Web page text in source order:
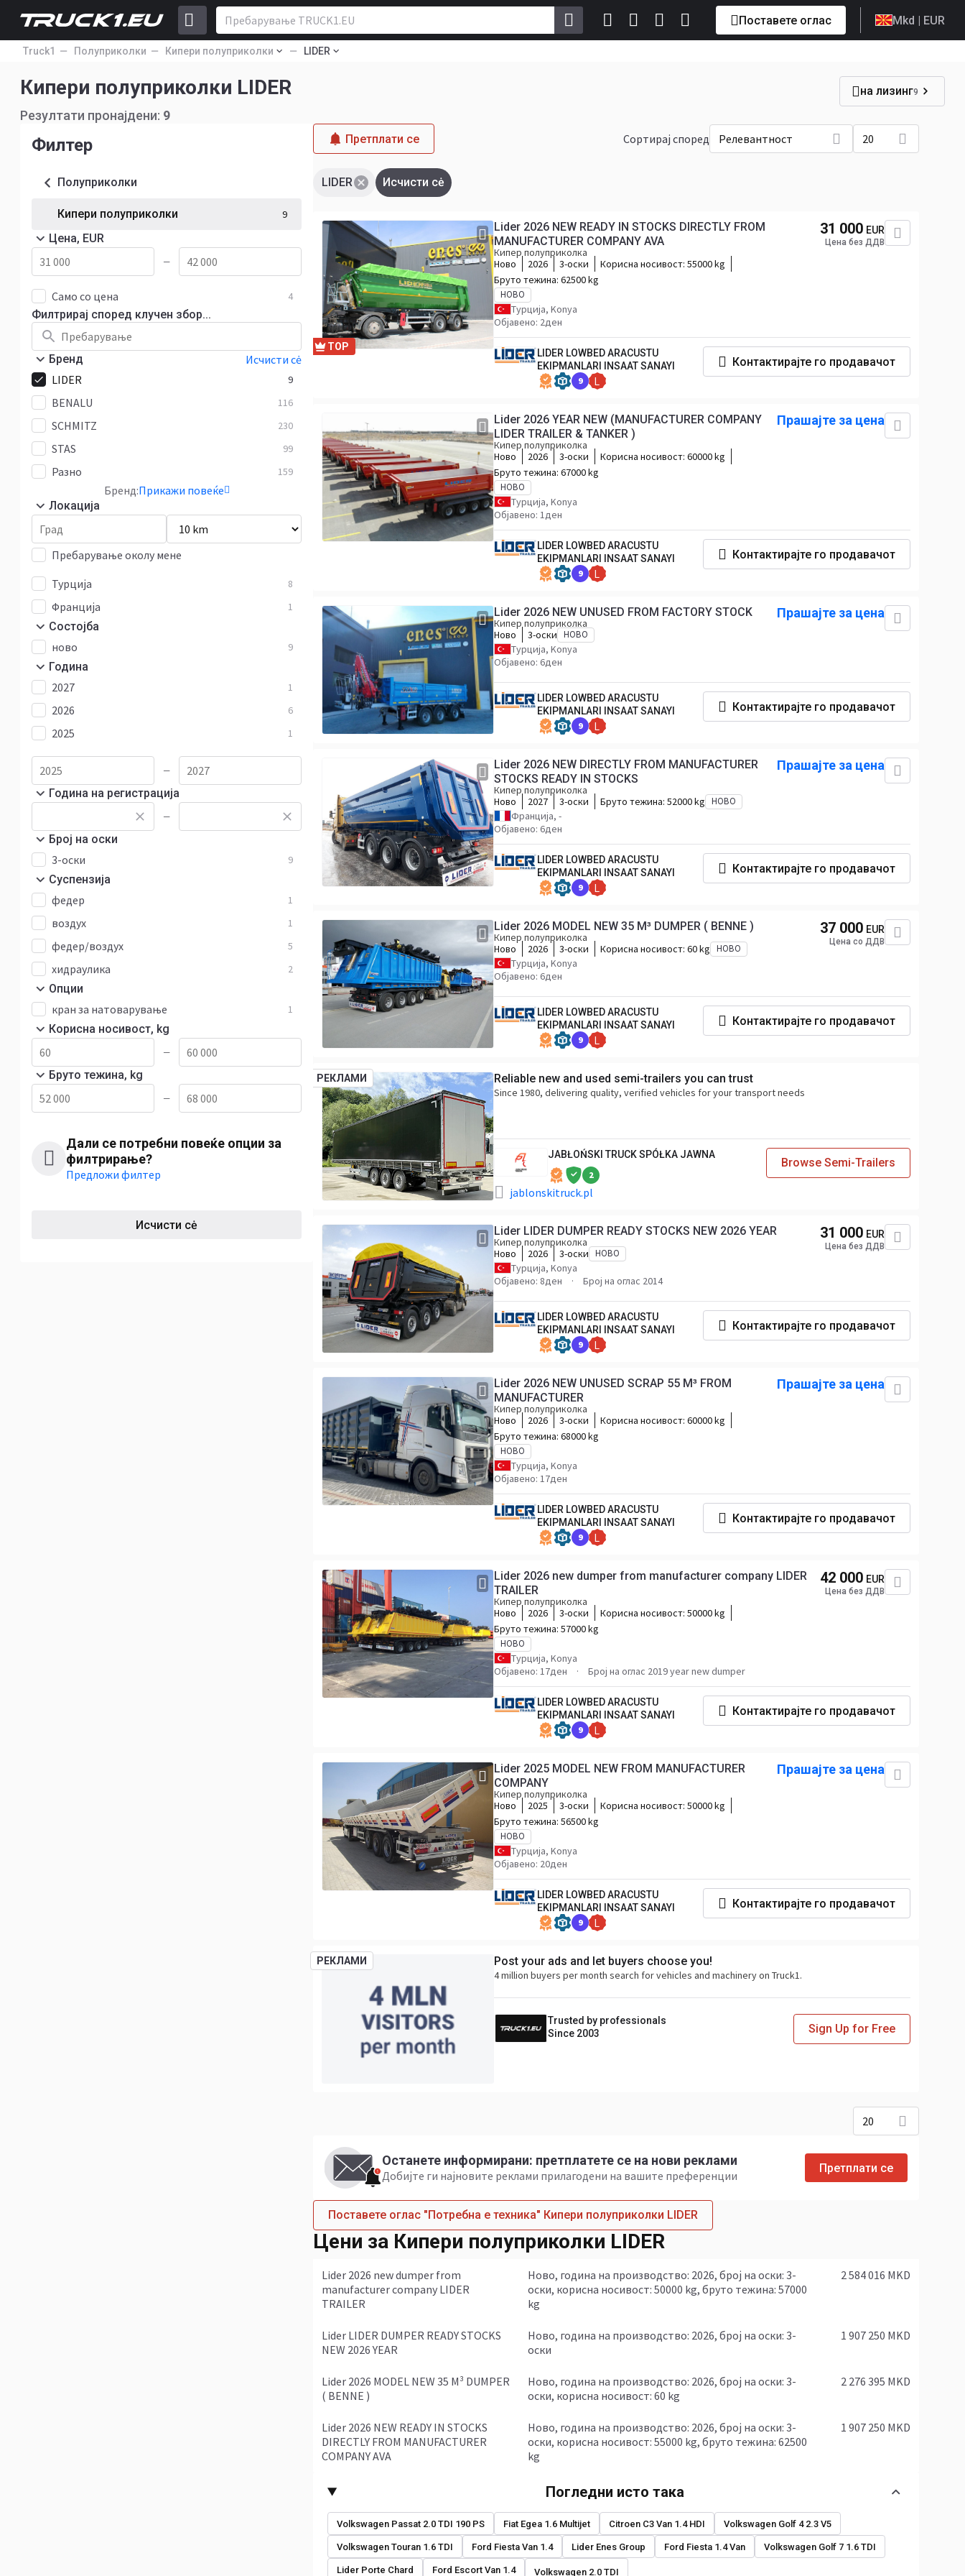
Поставете оглас Mkd | EUR
Truck1 Полуприколки Кипери полуприколки LIDER
Кипери полуприколки LIDER
Резултати пронајдени: 9
на лизинг9
Филтер
Полуприколки
Кипери полуприколки 9
Цена, EUR
—
Само со цена 4
Филтрирај според клучен збор...
Бренд
Исчисти сė
LIDER
9
BENALU 116
SCHMITZ 230
STAS 99
Разно 159
Бренд:Прикажи повеќе
Локација
Пребарување околу мене
Турција
8
Франција 1
Состојба
ново 9
Година
2027 1
2026 6
2025 1
—
Година на регистрација
—
Број на оски
3-оски 9
Суспензија
федер 1
воздух 1
федер/воздух 5
хидраулика 2
Опции
кран за натоварување 1
Корисна носивост, kg
—
Бруто тежина, kg
—
Дали се потребни повеќе опции за
филтрирање?
Предложи филтер
Исчисти сė
Претплати се Сортирај според Релевантност 20
LIDER Исчисти сė
TOP
Lider 2026 NEW READY IN STOCKS DIRECTLY FROM
MANUFACTURER COMPANY AVA
Кипер полуприколка
Ново
2026 3-оски Корисна носивост: 55000 kg
Бруто тежина: 62500 kg
НОВО
Турција, Konya
Објавено: 2ден
31 000 EUR
Цена без ДДВ
LIDER LOWBED ARACUSTU
EKIPMANLARI INSAAT SANAYI
9 L
Контактирајте го продавачот
Lider 2026 YEAR NEW (MANUFACTURER COMPANY
LIDER TRAILER & TANKER )
Кипер полуприколка
Ново
2026 3-оски Корисна носивост: 60000 kg
Бруто тежина: 67000 kg
НОВО
Турција, Konya
Објавено: 1ден
Прашајте за цена
LIDER LOWBED ARACUSTU
EKIPMANLARI INSAAT SANAYI
9 L
Контактирајте го продавачот
Lider 2026 NEW UNUSED FROM FACTORY STOCK
Кипер полуприколка
Ново
3-оски НОВО
Турција, Konya
Објавено: 6ден
Прашајте за цена
LIDER LOWBED ARACUSTU
EKIPMANLARI INSAAT SANAYI
9 L
Контактирајте го продавачот
Lider 2026 NEW DIRECTLY FROM MANUFACTURER
STOCKS READY IN STOCKS
Кипер полуприколка
Ново
2027 3-оски Бруто тежина: 52000 kg НОВО
Франција, -
Објавено: 6ден
Прашајте за цена
LIDER LOWBED ARACUSTU
EKIPMANLARI INSAAT SANAYI
9 L
Контактирајте го продавачот
Lider 2026 MODEL NEW 35 M³ DUMPER ( BENNE )
Кипер полуприколка
Ново
2026 3-оски Корисна носивост: 60 kg НОВО
Турција, Konya
Објавено: 6ден
37 000 EUR
Цена со ДДВ
LIDER LOWBED ARACUSTU
EKIPMANLARI INSAAT SANAYI
9 L
Контактирајте го продавачот
РЕКЛАМИ Reliable new and used semi-trailers you can trust
Since 1980, delivering quality, verified vehicles for your transport needs
JABŁOŃSKI TRUCK SPÓŁKA JAWNA
2
jablonskitruck.pl
Browse Semi-Trailers
Lider LIDER DUMPER READY STOCKS NEW 2026 YEAR
Кипер полуприколка
Ново
2026 3-оски НОВО
Турција, Konya
Објавено: 8ден
Број на оглас 2014
31 000 EUR
Цена без ДДВ
LIDER LOWBED ARACUSTU
EKIPMANLARI INSAAT SANAYI
9 L
Контактирајте го продавачот
Lider 2026 NEW UNUSED SCRAP 55 M³ FROM
MANUFACTURER
Кипер полуприколка
Ново
2026 3-оски Корисна носивост: 60000 kg
Бруто тежина: 68000 kg
НОВО
Турција, Konya
Објавено: 17ден
Прашајте за цена
LIDER LOWBED ARACUSTU
EKIPMANLARI INSAAT SANAYI
9 L
Контактирајте го продавачот
Lider 2026 new dumper from manufacturer company LIDER
TRAILER
Кипер полуприколка
Ново
2026 3-оски Корисна носивост: 50000 kg
Бруто тежина: 57000 kg
НОВО
Турција, Konya
Објавено: 17ден
Број на оглас 2019 year new dumper
42 000 EUR
Цена без ДДВ
LIDER LOWBED ARACUSTU
EKIPMANLARI INSAAT SANAYI
9 L
Контактирајте го продавачот
Lider 2025 MODEL NEW FROM MANUFACTURER
COMPANY
Кипер полуприколка
Ново
2025 3-оски Корисна носивост: 50000 kg
Бруто тежина: 56500 kg
НОВО
Турција, Konya
Објавено: 20ден
Прашајте за цена
LIDER LOWBED ARACUSTU
EKIPMANLARI INSAAT SANAYI
9 L
Контактирајте го продавачот
РЕКЛАМИ Post your ads and let buyers choose you!
4 million buyers per month search for vehicles and machinery on Truck1.
Trusted by professionals
Since 2003
Sign Up for Free
20
Останете информирани: претплатете се на нови реклами
Добијте ги најновите реклами прилагодени на вашите преференции
Претплати се
Поставете оглас "Потребна е техника" Кипери полуприколки LIDER
Цени за Кипери полуприколки LIDER
Lider 2026 new dumper from
manufacturer company LIDER
TRAILER
Ново, година на производство: 2026, број на оски: 3-
оски, корисна носивост: 50000 kg, бруто тежина: 57000
kg
2 584 016 MKD
Lider LIDER DUMPER READY STOCKS
NEW 2026 YEAR
Ново, година на производство: 2026, број на оски: 3-
оски
1 907 250 MKD
Lider 2026 MODEL NEW 35 M³ DUMPER
( BENNE )
Ново, година на производство: 2026, број на оски: 3-
оски, корисна носивост: 60 kg
2 276 395 MKD
Lider 2026 NEW READY IN STOCKS
DIRECTLY FROM MANUFACTURER
COMPANY AVA
Ново, година на производство: 2026, број на оски: 3-
оски, корисна носивост: 55000 kg, бруто тежина: 62500
kg
1 907 250 MKD
Погледни исто така
Volkswagen Passat 2.0 TDI 190 PS Fiat Egea 1.6 Multijet Citroen C3 Van 1.4 HDI Volkswagen Golf 4 2.3 V5
Volkswagen Touran 1.6 TDI Ford Fiesta Van 1.4 Lider Enes Group Ford Fiesta 1.4 Van Volkswagen Golf 7 1.6 TDI
Lider Porte Chard Ford Escort Van 1.4 Volkswagen 2.0 TDI